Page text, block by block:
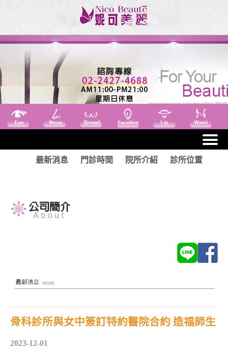
骨科診所與女中簽訂特約醫院合約 造福師生
2023-12-01
最新消息 門診時間 院所介紹 診所位置